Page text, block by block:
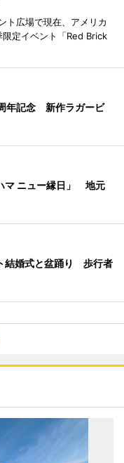
ト広場で現在、アメリカ
定イベント「Red Brick
年記念 新作ラガービ
マ ニュー縁日」 地元
結婚式と盆踊り 歩行者